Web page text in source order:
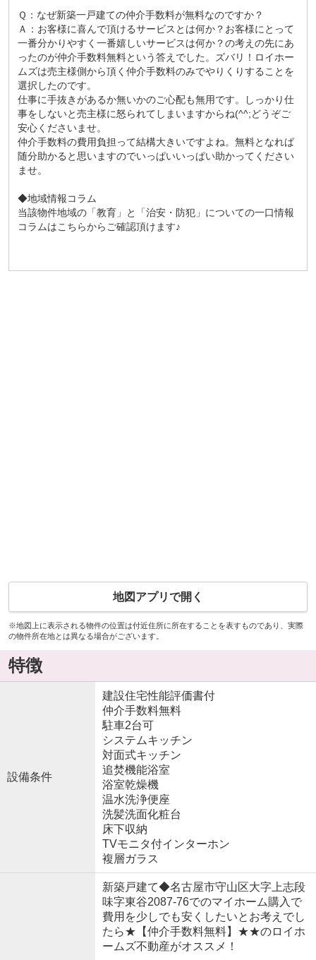
Ｑ：なぜ新築一戸建ての仲介手数料が無料なのですか？
Ａ：お客様に喜んで頂けるサービスとは何か？お客様にとって
一番分かりやすく一番嬉しいサービスは何か？の考えの先にあ
ったのが仲介手数料無料という答えでした。ズバリ！ロイホー
ムズは売主様側から頂く仲介手数料のみでやりくりすることを
選択したのです。
仕事に手抜きがあるか無いかのご心配も無用です。しっかり仕
事をしないと売主様に怒られてしまいますからね(^^;どうぞご
安心くださいませ。
仲介手数料の費用負担って結構大きいですよね。無料となれば
随分助かると思いますのでいっぱいいっぱい助かってください
ませ。
◆地域情報コラム
当該物件地域の「教育」と「治安・防犯」についての一口情報
コラムはこちらからご確認頂けます♪
地図アプリで開く
※地図上に表示される物件の位置は付近住所に所在することを表すものであり、実際
の物件所在地とは異なる場合がございます。
特徴
設備条件
建設住宅性能評価書付
仲介手数料無料
駐車2台可
システムキッチン
対面式キッチン
追焚機能浴室
浴室乾燥機
温水洗浄便座
洗髪洗面化粧台
床下収納
TVモニタ付インターホン
複層ガラス
新築戸建て◆名古屋市守山区大字上志段
味字東谷2087-76でのマイホーム購入で
費用を少しでも安くしたいとお考えでし
たら★【仲介手数料無料】★★のロイホ
ームズ不動産がオススメ！